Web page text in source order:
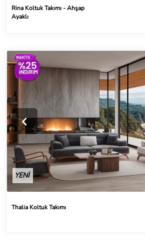
Rina Koltuk Takımı - Ahşap
Ayaklı
YENİ
Thalia Koltuk Takımı